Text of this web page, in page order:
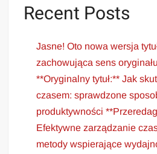
Recent Posts
Jasne! Oto nowa wersja
zachowująca sens
**Oryginalny tytuł:** Jak
czasem: sprawdzone
produktywności
Efektywne zarządzanie
metody wspierające